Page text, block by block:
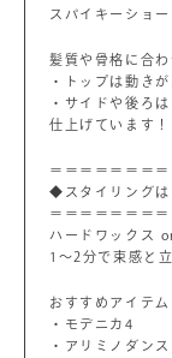
スパイキーショ
髪質や骨格に合わ
・トップは動きが
・サイドや後ろ
仕上げています！
＝＝＝＝＝＝＝
◆スタイリングは
＝＝＝＝＝＝＝
ハードワックス
1～2分で束感と
おすすめアイテム
・モデニカ4
・アリミノダン